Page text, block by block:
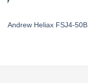
Andrew Heliax FSJ4-50B